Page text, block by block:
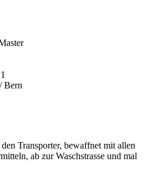
Bern
Transporter, bewaffnet mit allen
ab zur Waschstrasse und mal